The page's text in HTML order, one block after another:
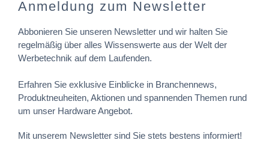
Anmeldung zum Newsletter
Abbonieren Sie unseren Newsletter und wir halten Sie
regelmäßig über alles Wissenswerte aus der Welt der
Werbetechnik auf dem Laufenden.
Erfahren Sie exklusive Einblicke in Branchennews,
Produktneuheiten, Aktionen und spannenden Themen rund
um unser Hardware Angebot.
Mit unserem Newsletter sind Sie stets bestens informiert!